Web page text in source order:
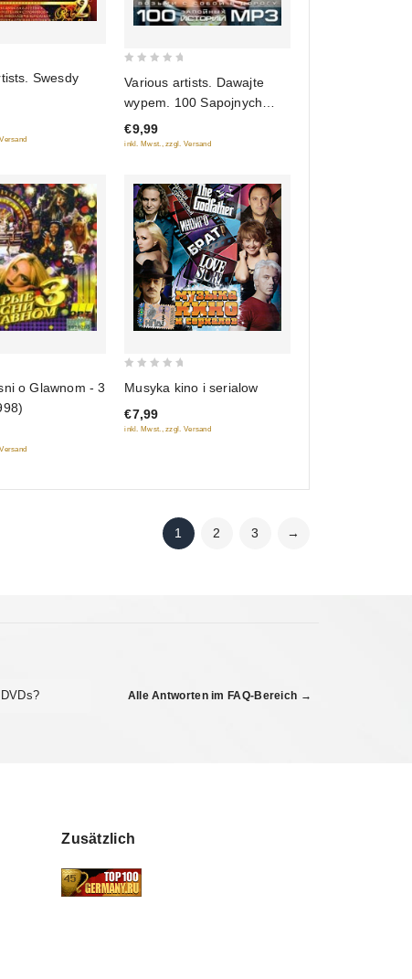
Swesdy
of
5
Various artists. Dawajte
wypem. 100 Sapojnych
istorij (mp3)
€9,99
inkl. Mwst., zzgl. Versand
o Glawnom - 3
of
5
Musyka kino i serialow
€7,99
inkl. Mwst., zzgl. Versand
1 2 3 →
Alle Antworten im FAQ-Bereich →
Zusätzlich